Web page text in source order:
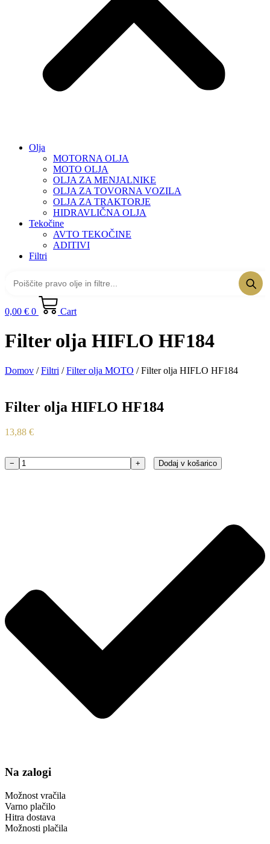
Olja
MOTORNA OLJA
MOTO OLJA
OLJA ZA MENJALNIKE
OLJA ZA TOVORNA VOZILA
OLJA ZA TRAKTORJE
HIDRAVLIČNA OLJA
Tekočine
AVTO TEKOČINE
ADITIVI
Filtri
0,00 € 0 Cart
Filter olja HIFLO HF184
Domov /Filtri /Filter olja MOTO / Filter olja HIFLO HF184
Filter olja HIFLO HF184
13,88 €
Filter
− + Dodaj v košarico
Na zalogi
Možnost vračila
Varno plačilo
Hitra dostava
Možnosti plačila